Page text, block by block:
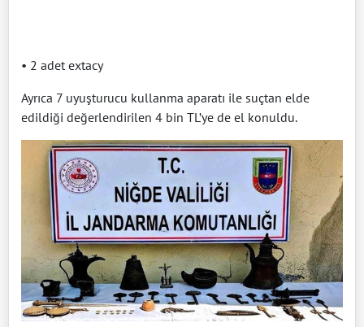
• 2 adet extacy
Ayrıca 7 uyuşturucu kullanma aparatı ile suçtan elde
edildiği değerlendirilen 4 bin TL’ye de el konuldu.